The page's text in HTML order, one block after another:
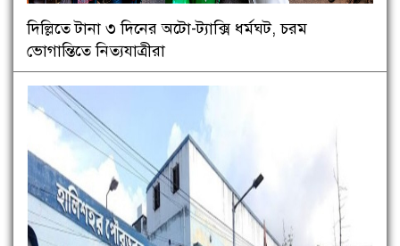
দিল্লিতে টানা ৩ দিনের অটো-ট্যাক্সি ধর্মঘট, চরম
ভোগান্তিতে নিত্যযাত্রীরা